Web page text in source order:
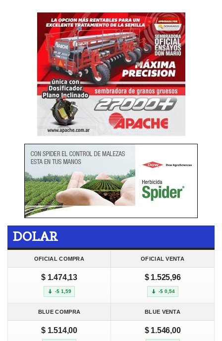
DOLAR
OFICIAL COMPRA OFICIAL VENTA
$ 1.474,13
-$ 1,59
$ 1.525,96
-$ 0,54
BLUE COMPRA BLUE VENTA
$ 1.514,00 $ 1.546,00